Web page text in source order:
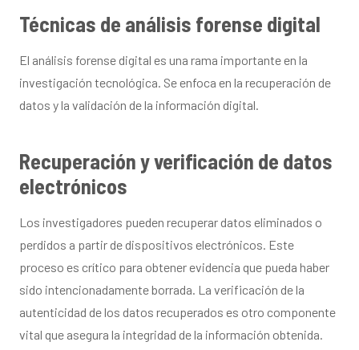
Técnicas de análisis forense digital
El análisis forense digital es una rama importante en la
investigación tecnológica. Se enfoca en la recuperación de
datos y la validación de la información digital.
Recuperación y verificación de datos
electrónicos
Los investigadores pueden recuperar datos eliminados o
perdidos a partir de dispositivos electrónicos. Este
proceso es crítico para obtener evidencia que pueda haber
sido intencionadamente borrada. La verificación de la
autenticidad de los datos recuperados es otro componente
vital que asegura la integridad de la información obtenida.